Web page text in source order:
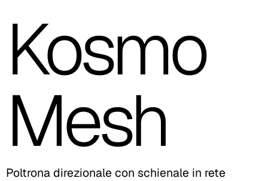
Kosmo
Mesh
Poltrona direzionale con schienale in rete